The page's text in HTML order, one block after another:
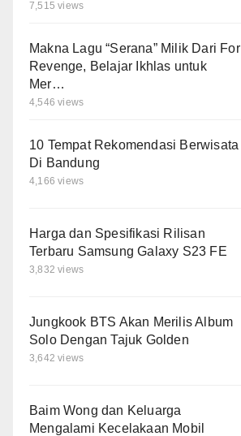
7,515 views
Makna Lagu “Serana” Milik Dari For
Revenge, Belajar Ikhlas untuk
Mer…
4,546 views
10 Tempat Rekomendasi Berwisata
Di Bandung
4,166 views
Harga dan Spesifikasi Rilisan
Terbaru Samsung Galaxy S23 FE
3,832 views
Jungkook BTS Akan Merilis Album
Solo Dengan Tajuk Golden
3,642 views
Baim Wong dan Keluarga
Mengalami Kecelakaan Mobil